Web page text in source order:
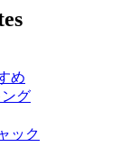
め
グ
ック